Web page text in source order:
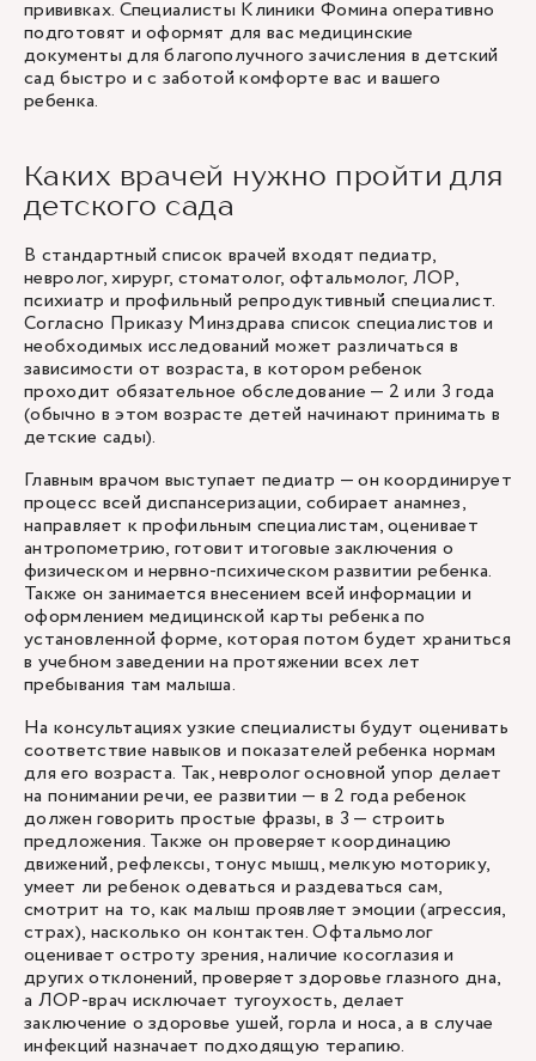
прививках. Специалисты Клиники Фомина оперативно
подготовят и оформят для вас медицинские
документы для благополучного зачисления в детский
сад быстро и с заботой комфорте вас и вашего
ребенка.
Каких врачей нужно пройти для
детского сада
В стандартный список врачей входят педиатр,
невролог, хирург, стоматолог, офтальмолог, ЛОР,
психиатр и профильный репродуктивный специалист.
Согласно Приказу Минздрава список специалистов и
необходимых исследований может различаться в
зависимости от возраста, в котором ребенок
проходит обязательное обследование — 2 или 3 года
(обычно в этом возрасте детей начинают принимать в
детские сады).
Главным врачом выступает педиатр — он координирует
процесс всей диспансеризации, собирает анамнез,
направляет к профильным специалистам, оценивает
антропометрию, готовит итоговые заключения о
физическом и нервно-психическом развитии ребенка.
Также он занимается внесением всей информации и
оформлением медицинской карты ребенка по
установленной форме, которая потом будет храниться
в учебном заведении на протяжении всех лет
пребывания там малыша.
На консультациях узкие специалисты будут оценивать
соответствие навыков и показателей ребенка нормам
для его возраста. Так, невролог основной упор делает
на понимании речи, ее развитии — в 2 года ребенок
должен говорить простые фразы, в 3 — строить
предложения. Также он проверяет координацию
движений, рефлексы, тонус мышц, мелкую моторику,
умеет ли ребенок одеваться и раздеваться сам,
смотрит на то, как малыш проявляет эмоции (агрессия,
страх), насколько он контактен. Офтальмолог
оценивает остроту зрения, наличие косоглазия и
других отклонений, проверяет здоровье глазного дна,
а ЛОР-врач исключает тугоухость, делает
заключение о здоровье ушей, горла и носа, а в случае
инфекций назначает подходящую терапию.